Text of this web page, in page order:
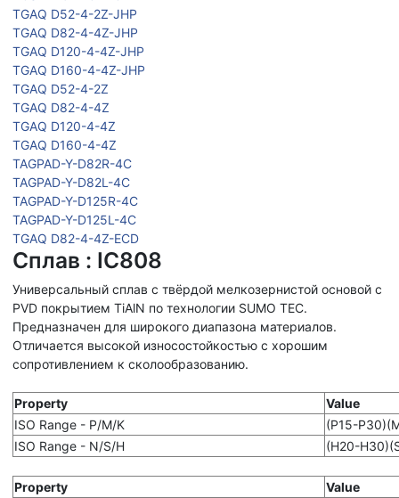
TGAQ D52-4-2Z-JHP
TGAQ D82-4-4Z-JHP
TGAQ D120-4-4Z-JHP
TGAQ D160-4-4Z-JHP
TGAQ D52-4-2Z
TGAQ D82-4-4Z
TGAQ D120-4-4Z
TGAQ D160-4-4Z
TAGPAD-Y-D82R-4C
TAGPAD-Y-D82L-4C
TAGPAD-Y-D125R-4C
TAGPAD-Y-D125L-4C
TGAQ D82-4-4Z-ECD
Сплав : IC808
Универсальный сплав с твёрдой мелкозернистой основой с
PVD покрытием TiAlN по технологии SUMO TEC.
Предназначен для широкого диапазона материалов.
Отличается высокой износостойкостью с хорошим
сопротивлением к сколообразованию.
Property
Value
ISO Range - P/M/K
(P15-
ISO Range - N/S/H
(H20-
Property
Value